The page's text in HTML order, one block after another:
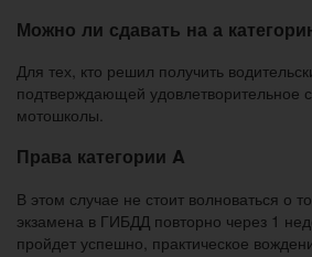
Можно ли сдавать на а
Для тех, кто решил получить
подтверждающей удовлетворительное
мотошколы.
Права категории A
В этом случае не стоит волноваться о
экзамена в ГИБДД повторно через 1
пройдет успешно, практическое